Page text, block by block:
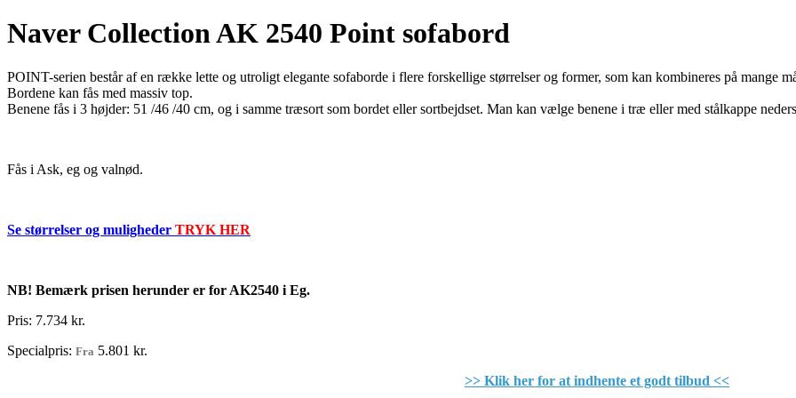
Naver Collection AK 2540 Point sofabord
POINT-serien består af en række lette og utroligt elegante sofaborde i flere forskellige størrelser og former, som kan kombineres på mange
Bordene kan fås med massiv top.
Benene fås i 3 højder: 51 /46 /40 cm, og i samme træsort som bordet eller sortbejdset. Man kan vælge benene i træ eller med stålkappe
Fås i Ask, eg og valnød.
Se størrelser og muligheder TRYK HER
NB! Bemærk prisen herunder er for AK2540 i Eg.
Pris: 7.734 kr.
Specialpris: Fra 5.801 kr.
>> Klik her for at indhente et godt tilbud <<